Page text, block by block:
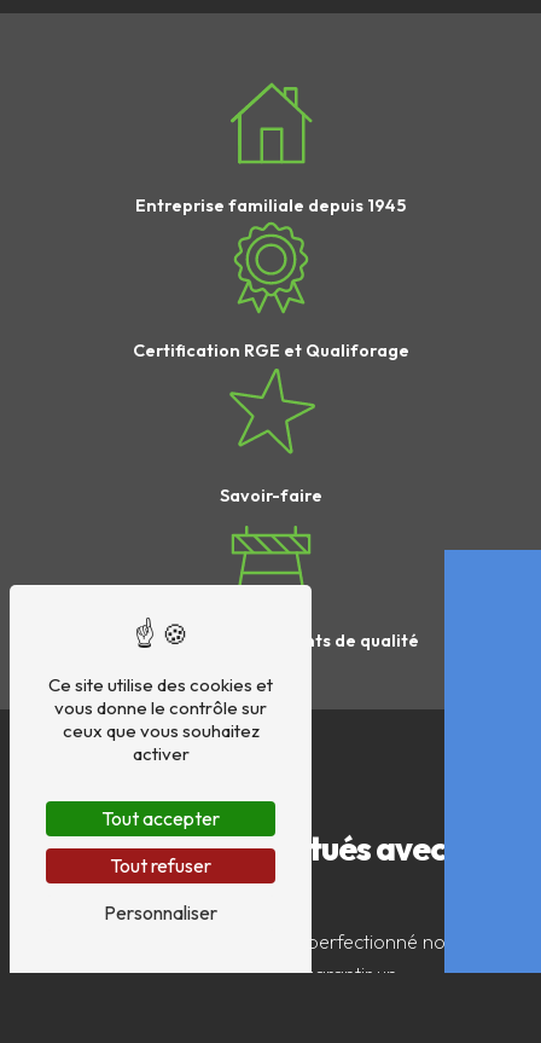
Entreprise familiale depuis 1945
Certification RGE et Qualiforage
Savoir-faire
Matériel et équipements de qualité
LE FORAGE D'EAU
Des travaux effectués avec
sérieux
Au fil des années, nous avons perfectionné nos
méthodes de forageafin de garantir un
Ce site utilise des cookies et
vous donne le contrôle sur
ceux que vous souhaitez
activer
Tout accepter
Tout refuser
Personnaliser